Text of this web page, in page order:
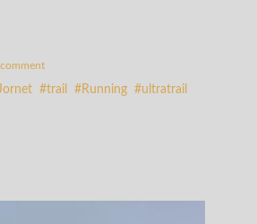
trail Running
ultratrail